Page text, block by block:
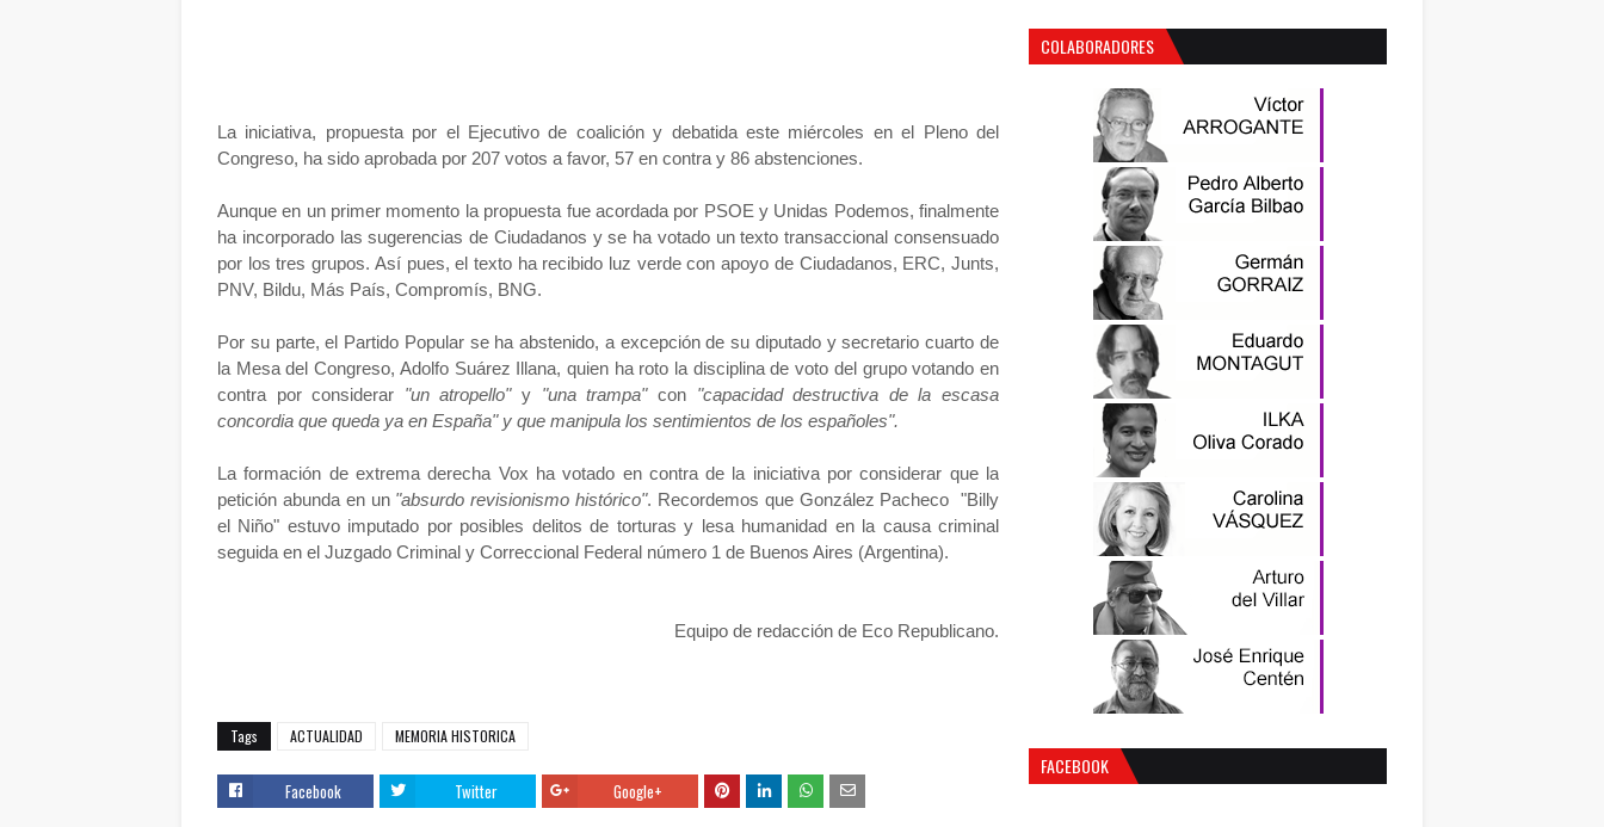
La iniciativa, propuesta por el Ejecutivo de coalición y debatida este miércoles en el Pleno del
Congreso, ha sido aprobada por 207 votos a favor, 57 en contra y 86 abstenciones.
Aunque en un primer momento la propuesta fue acordada por PSOE y Unidas Podemos, finalmente
ha incorporado las sugerencias de Ciudadanos y se ha votado un texto transaccional consensuado
por los tres grupos. Así pues, el texto ha recibido luz verde con apoyo de Ciudadanos, ERC, Junts,
PNV, Bildu, Más País, Compromís, BNG.
Por su parte, el Partido Popular se ha abstenido, a excepción de su diputado y secretario cuarto de
la Mesa del Congreso, Adolfo Suárez Illana, quien ha roto la disciplina de voto del grupo votando en
contra por considerar "un atropello"y "una trampa"con "capacidad destructiva de la escasa
concordia que queda ya en España" y que manipula los sentimientos de los españoles".
La formación de extrema derecha Vox ha votado en contra de la iniciativa por considerar que la
petición abunda en un "absurdo revisionismo histórico". Recordemos que González Pacheco "Billy
el Niño" estuvo imputado por posibles delitos de torturas y lesa humanidad en la causa criminal
seguida en el Juzgado Criminal y Correccional Federal número 1 de Buenos Aires (Argentina).
Equipo de redacción de Eco Republicano.
Tags ACTUALIDAD MEMORIA HISTORICA
Facebook Twitter Google+
COLABORADORES
FACEBOOK